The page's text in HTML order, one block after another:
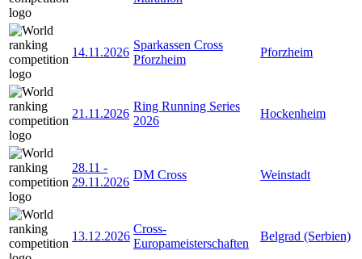
14.11.2026
Sparkassen Cross
Pforzheim
Pforzheim
21.11.2026
Ring Running Series
2026
Hockenheim
28.11 -
29.11.2026
DM Cross Weinstadt
13.12.2026
Cross-
Europameisterschaften
Belgrad (Serbien)